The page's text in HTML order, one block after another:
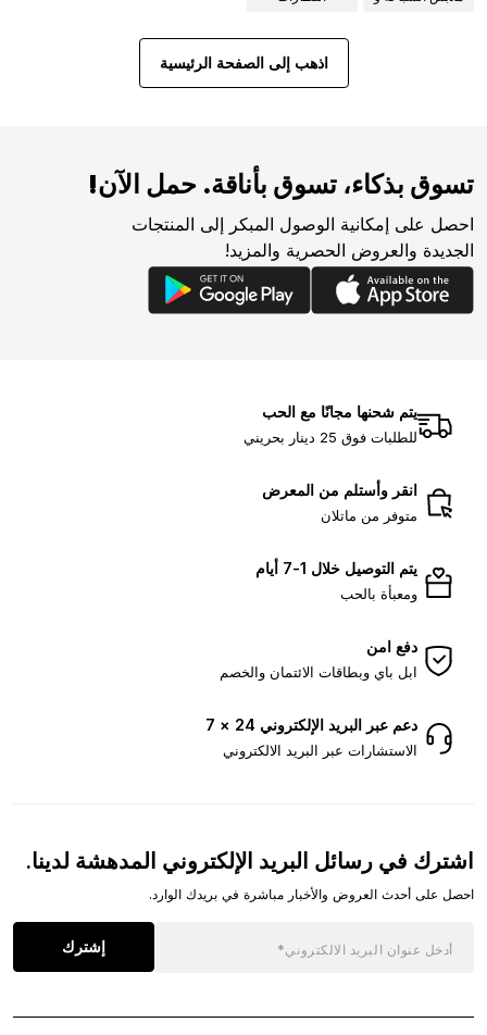
اذهب إلى الصفحة الرئيسية
تسوق بذكاء، تسوق بأناقة. حمل الآن!
احصل على إمكانية الوصول المبكر إلى المنتجات
الجديدة والعروض الحصرية والمزيد!
يتم شحنها مجانًا مع الحب
للطلبات فوق 25 دينار بحريني
انقر وأستلم من المعرض
متوفر من ماتلان
يتم التوصيل خلال 1-7 أيام
ومعبأة بالحب
دفع امن
ابل باي وبطاقات الائتمان والخصم
دعم عبر البريد الإلكتروني 24 × 7
الاستشارات عبر البريد الالكتروني
اشترك في رسائل البريد الإلكتروني المدهشة لدينا.
احصل على أحدث العروض والأخبار مباشرة في بريدك الوارد.
إشترك